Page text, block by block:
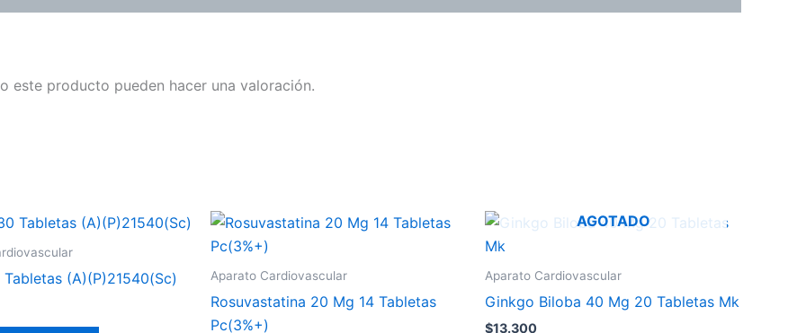
este producto pueden hacer una valoración.
(A)(P)21540(Sc) Aparato Cardiovascular
Rosuvastatina 20 Mg 14 Tabletas
Pc(3%+)
AGOTADO
Aparato Cardiovascular
Ginkgo Biloba 40 Mg 20 Tabletas Mk
$13.300